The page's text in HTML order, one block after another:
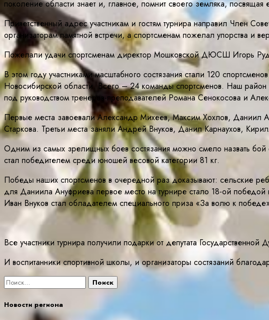
поколение области знает и, главное, помнит своего земляка,
Приветственный адрес участникам и гостям турнира направил Член
организаторам памятной встречи, а спортсменам пожелал упорства и
Пожелали удачи спортсменам директор Мошковской ДЮСШ Игорь
В этом году участниками масштабного состязания стали 120
Новосибирской области. Всего – 24 команды спортсменов. Наш
под руководством тренеров-преподавателей Романа Сенокосова и
Первые места завоевали Александр Михеев, Максим Хохлов, Даниил
Старкова. Третьи места заняли Андрей Внуков, Данил Карнаухов,
Одним из самых зрелищных боев состязания можно смело назвать
стал победителем среди юношей весовой категории 81 кг.
Победы наших спортсменов в очередной раз доказывают: сельские
для Даниила Ануфриева первое место на турнире стало 18-ой
Иван Внуков стал обладателем специального приза «За волю к
Все участники турнира получили подарки от депутата
И воспитанники спортивной школы, и организаторы состязаний
Найти:
Новости региона